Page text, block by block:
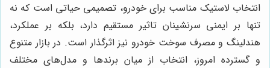
انتخاب لاستیک مناسب برای خودرو، تصمیمی حیاتی است که نه
تنها بر ایمنی سرنشینان تاثیر مستقیم دارد، بلکه بر عملکرد،
هندلینگ و مصرف سوخت خودرو نیز اثرگذار است. در بازار متنوع
و گسترده امروز، انتخاب از میان برندها و مدل‌های مختلف